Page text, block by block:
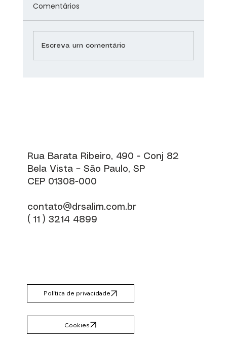
Rua Barata Ribeiro, 490 - Conj 82
Bela Vista – São Paulo, SP
CEP 01308-000
contato@drsalim.com.br
( 11 ) 3214 4899
Cookies
Política de privacidade
Comentários
Escreva um comentário